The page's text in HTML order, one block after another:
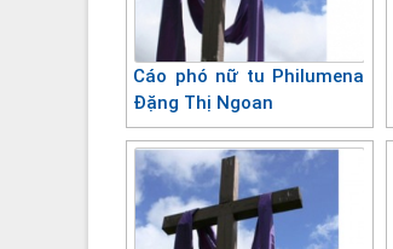
Cáo phó nữ tu Philumena
Đặng Thị Ngoan